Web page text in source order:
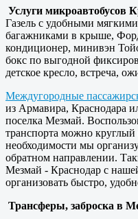
Услуги микроавтобусов
Газель с удобными
багажниками в крыше,
кондиционер, минивэн
бокс по выгодной
детское кресло, встреча,
Междугородные
из Армавира, Краснодара
поселка Мезмай.
транспорта можно
необходимости мы
обратном направлении.
Мезмай - Краснодар с
организовать быстро,
Трансферы, заброска в